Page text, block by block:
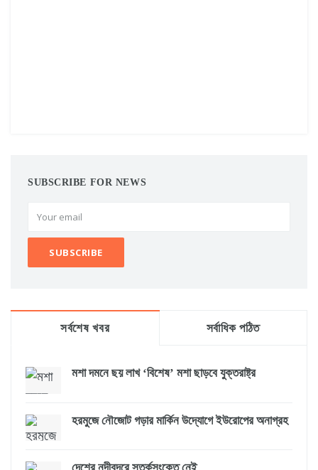
SUBSCRIBE FOR NEWS
সর্বশেষ খবর সর্বাধিক পঠিত
মশা দমনে ছয় লাখ ‘বিশেষ’ মশা ছাড়বে যুক্তরাষ্ট্র
হরমুজে নৌজোট গড়ার মার্কিন উদ্যোগে ইউরোপের অনাগ্রহ